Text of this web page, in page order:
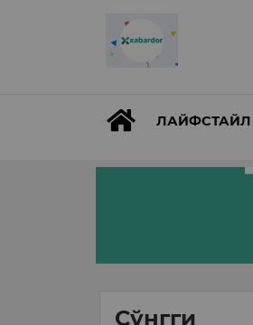
ЛАЙФСТАЙЛ
Сўнгги